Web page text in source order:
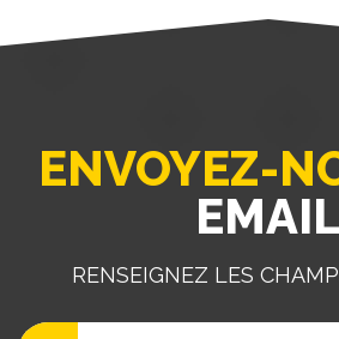
ENVOYEZ-
RENSEIGNEZ LES